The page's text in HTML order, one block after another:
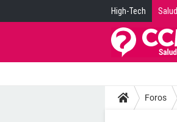
High-Tech Salud
Foros